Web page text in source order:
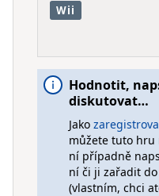
Wii
Hodnotit,
diskutovat…
Jako
můžete tuto hru
ní případně
ní či ji zařadit
(vlastním, chci